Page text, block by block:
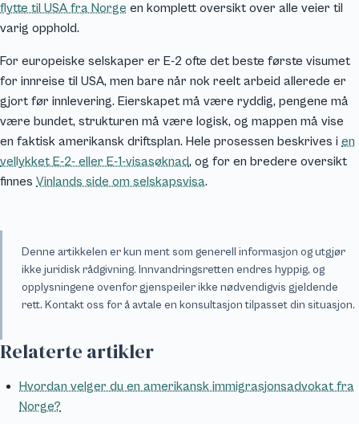
flytte til USA fra Norge en komplett oversikt over alle veier til
varig opphold.
For europeiske selskaper er E-2 ofte det beste første visumet
for innreise til USA, men bare når nok reelt arbeid allerede er
gjort før innlevering. Eierskapet må være ryddig, pengene må
være bundet, strukturen må være logisk, og mappen må vise
en faktisk amerikansk driftsplan. Hele prosessen beskrives i en
vellykket E-2- eller E-1-visasøknad, og for en bredere oversikt
finnes Vinlands side om selskapsvisa.
Denne artikkelen er kun ment som generell informasjon og utgjør
ikke juridisk rådgivning. Innvandringsretten endres hyppig, og
opplysningene ovenfor gjenspeiler ikke nødvendigvis gjeldende
rett. Kontakt oss for å avtale en konsultasjon tilpasset din situasjon.
Relaterte artikler
Hvordan velger du en amerikansk immigrasjonsadvokat fra
Norge?